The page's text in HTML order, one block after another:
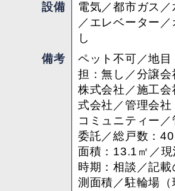
設備
電気／都市ガス
／エレベーター
し
備考
ペット不可／地目
担：無し／分譲
株式会社／施工
式会社／管理会社
コミュニティー
委託／総戸数：
面積：13.1㎡／
時期：相談／記
測面積／駐輪場（